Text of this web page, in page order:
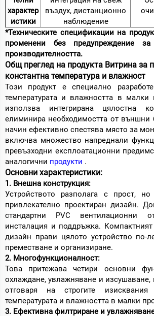
характер
истики
въздух, дистанционно
наблюдение
*Техническите спецификации на
променени без предупреждение
производителността.
Общ преглед на продукта Витрина за
константна температура и влажност
Този продукт е специално
температурата и влажността в малки
използва интегрирана цялостна
елиминира необходимостта от външни
начин ефективно спестява място за
включва множество напреднали
превъзходни експлоатационни
аналогични продукти .
Основни характеристики:
1. Внешна конструкция:
Устройството разполага с прост,
привлекателно проектиран дизайн.
стандартни PVC вентилационни
инсталация и поддръжка. Компактният
дизайн прави цялото устройство по-
преместване и организиране.
2. Многофункционалност:
Това притежава четири основни
охлаждане, увлажняване и изсушаване,
отговаря на строгите
температурата и влажността в малки
3. Ефективна филтриране и